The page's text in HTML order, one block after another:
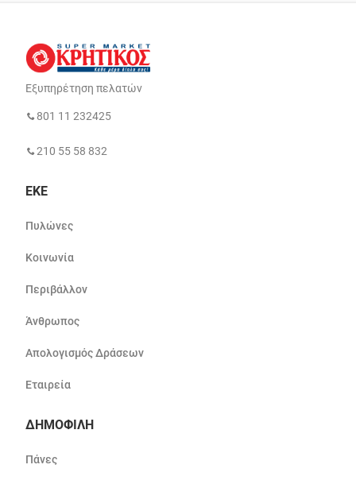
Εξυπηρέτηση πελατών
801 11 232425
210 55 58 832
ΕΚΕ
Πυλώνες
Κοινωνία
Περιβάλλον
Άνθρωπος
Απολογισμός Δράσεων
Εταιρεία
ΔΗΜΟΦΙΛΗ
Πάνες